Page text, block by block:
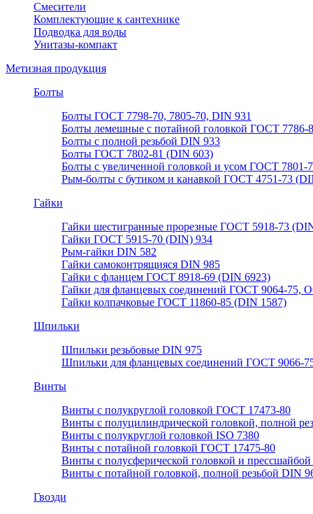
Смесители
Комплектующие к сантехнике
Подводка для воды
Унитазы-компакт
Метизная продукция
Болты
Болты ГОСТ 7798-70, 7805-70, DIN 931
Болты лемешные с потайной головкой ГОСТ 7786-
Болты с полной резьбой DIN 933
Болты ГОСТ 7802-81 (DIN 603)
Болты с увеличенной головкой и усом ГОСТ 7801-
Рым-болты с бутиком и канавкой ГОСТ 4751-73
Гайки
Гайки шестигранные прорезные ГОСТ 5918-73
Гайки ГОСТ 5915-70 (DIN) 934
Рым-гайки DIN 582
Гайки самоконтрящияся DIN 985
Гайки с фланцем ГОСТ 8918-69 (DIN 6923)
Гайки для фланцевых соединений ГОСТ 9064-75,
Гайки колпачковые ГОСТ 11860-85 (DIN 1587)
Шпильки
Шпильки резьбовые DIN 975
Шпильки для фланцевых соединений ГОСТ 9066-
Винты
Винты с полукруглой головкой ГОСТ 17473-80
Винты с полуцилиндрической головкой, полной
Винты с полукруглой головкой ISO 7380
Винты с потайной головкой ГОСТ 17475-80
Винты с полусферической головкой и
Винты с потайной головкой, полной резьбой DIN
Гвозди